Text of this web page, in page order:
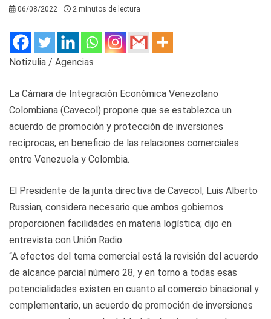
06/08/2022 2 minutos de lectura
Notizulia / Agencias
La Cámara de Integración Económica Venezolano
Colombiana (Cavecol) propone que se establezca un
acuerdo de promoción y protección de inversiones
recíprocas, en beneficio de las relaciones comerciales
entre Venezuela y Colombia.
El Presidente de la junta directiva de Cavecol, Luis Alberto
Russian, considera necesario que ambos gobiernos
proporcionen facilidades en materia logística; dijo en
entrevista con Unión Radio.
“A efectos del tema comercial está la revisión del acuerdo
de alcance parcial número 28, y en torno a todas esas
potencialidades existen en cuanto al comercio binacional y
complementario, un acuerdo de promoción de inversiones